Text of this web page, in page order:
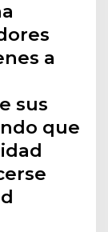
a
sus
que